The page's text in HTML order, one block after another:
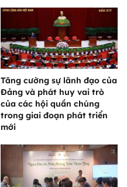
Tăng cường sự lãnh đạo của
Đảng và phát huy vai trò
của các hội quần chúng
trong giai đoạn phát triển
mới